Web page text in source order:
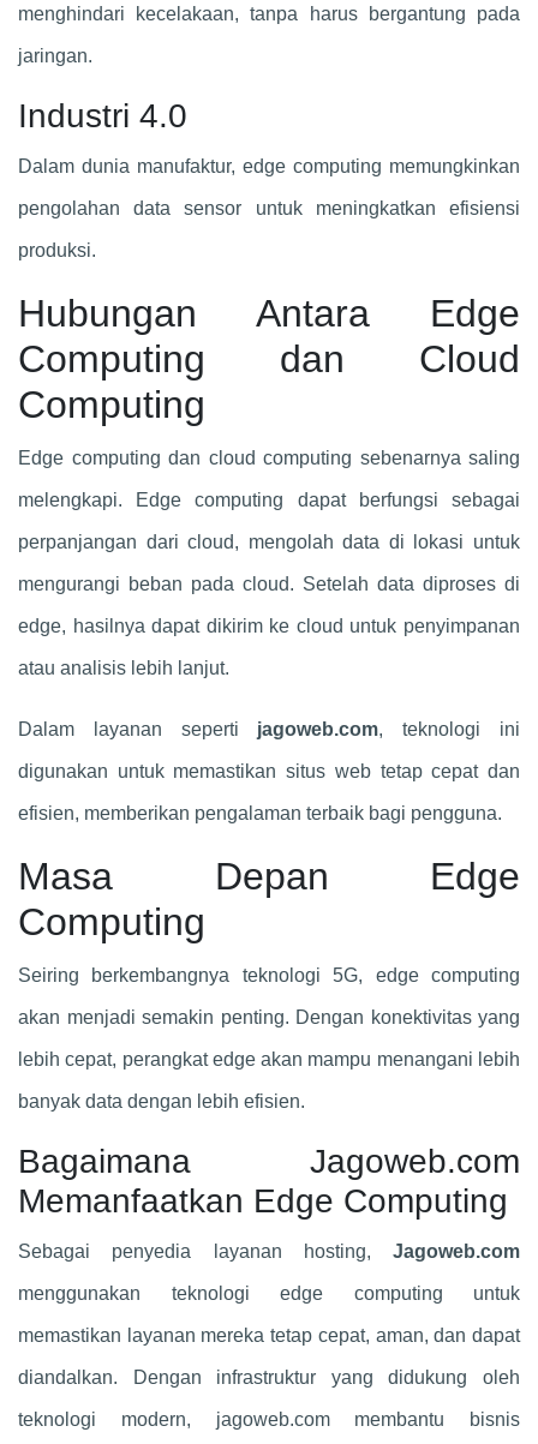
menghindari kecelakaan, tanpa harus bergantung pada
jaringan.
Industri 4.0
Dalam dunia manufaktur, edge computing memungkinkan
pengolahan data sensor untuk meningkatkan efisiensi
produksi.
Hubungan Antara Edge
Computing dan Cloud
Computing
Edge computing dan cloud computing sebenarnya saling
melengkapi. Edge computing dapat berfungsi sebagai
perpanjangan dari cloud, mengolah data di lokasi untuk
mengurangi beban pada cloud. Setelah data diproses di
edge, hasilnya dapat dikirim ke cloud untuk penyimpanan
atau analisis lebih lanjut.
Dalam layanan seperti jagoweb.com, teknologi ini
digunakan untuk memastikan situs web tetap cepat dan
efisien, memberikan pengalaman terbaik bagi pengguna.
Masa Depan Edge
Computing
Seiring berkembangnya teknologi 5G, edge computing
akan menjadi semakin penting. Dengan konektivitas yang
lebih cepat, perangkat edge akan mampu menangani lebih
banyak data dengan lebih efisien.
Bagaimana Jagoweb.com
Memanfaatkan Edge Computing
Sebagai penyedia layanan hosting, Jagoweb.com
menggunakan teknologi edge computing untuk
memastikan layanan mereka tetap cepat, aman, dan dapat
diandalkan. Dengan infrastruktur yang didukung oleh
teknologi modern, jagoweb.com membantu bisnis